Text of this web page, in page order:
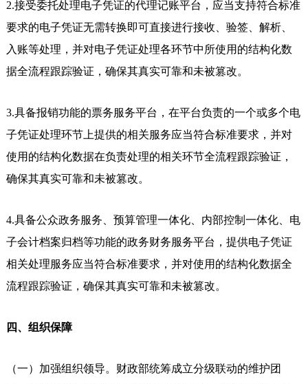
2.接受委托处理电子凭证的代理记账平台，应当支持符合标准
要求的电子凭证无需转换即可直接进行接收、验签、解析、
入账等处理，并对电子凭证处理各环节中所使用的结构化数
据全流程跟踪验证，确保其真实可靠和未被篡改。
3.具备报销功能的票务服务平台，在平台负责的一个或多个电
子凭证处理环节上提供的相关服务应当符合标准要求，并对
使用的结构化数据在负责处理的相关环节全流程跟踪验证，
确保其真实可靠和未被篡改。
4.具备公众政务服务、预算管理一体化、内部控制一体化、电
子会计档案归档等功能的政务财务服务平台，提供电子凭证
相关处理服务应当符合标准要求，并对使用的结构化数据全
流程跟踪验证，确保其真实可靠和未被篡改。
四、组织保障
（一）加强组织领导。财政部统筹成立分级联动的维护团